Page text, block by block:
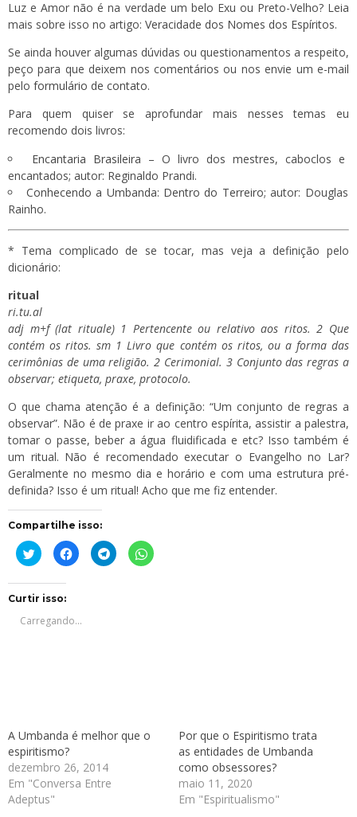
Luz e Amor não é na verdade um belo Exu ou Preto-Velho? Leia
mais sobre isso no artigo: Veracidade dos Nomes dos Espíritos.
Se ainda houver algumas dúvidas ou questionamentos a respeito,
peço para que deixem nos comentários ou nos envie um e-mail
pelo formulário de contato.
Para quem quiser se aprofundar mais nesses temas eu
recomendo dois livros:
Encantaria Brasileira – O livro dos mestres, caboclos e
encantados; autor: Reginaldo Prandi.
Conhecendo a Umbanda: Dentro do Terreiro; autor: Douglas
Rainho.
* Tema complicado de se tocar, mas veja a definição pelo
dicionário:
ritual
ri.tu.al
adj m+f (lat rituale) 1 Pertencente ou relativo aos ritos. 2 Que
contém os ritos. sm 1 Livro que contém os ritos, ou a forma das
cerimônias de uma religião. 2 Cerimonial. 3 Conjunto das regras a
observar; etiqueta, praxe, protocolo.
O que chama atenção é a definição: “Um conjunto de regras a
observar”. Não é de praxe ir ao centro espírita, assistir a palestra,
tomar o passe, beber a água fluidificada e etc? Isso também é
um ritual. Não é recomendado executar o Evangelho no Lar?
Geralmente no mesmo dia e horário e com uma estrutura pré-
definida? Isso é um ritual! Acho que me fiz entender.
Compartilhe isso:
Clique
para
compartilhar
em
janela)
Clique
para
compartilhar
janela)
Clique
para
compartilhar
Clique
para
Curtir isso:
Carregando...
A Umbanda é melhor que o
espiritismo?
dezembro 26, 2014
Em "Conversa Entre
Adeptus"
Por que o Espiritismo trata
as entidades de Umbanda
como obsessores?
maio 11, 2020
Em "Espiritualismo"